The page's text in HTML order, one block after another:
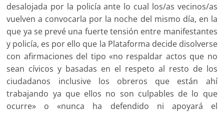
desalojada por la policía ante lo cual los/as vecinos/as
vuelven a convocarla por la noche del mismo día, en la
que ya se prevé una fuerte tensión entre manifestantes
y policía, es por ello que la Plataforma decide disolverse
con afirmaciones del tipo «no respaldar actos que no
sean cívicos y basadas en el respeto al resto de los
ciudadanos inclusive los obreros que están ahí
trabajando ya que ellos no son culpables de lo que
ocurre» o «nunca ha defendido ni apoyará el